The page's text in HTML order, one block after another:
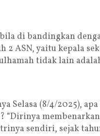
di bandingkan
2 ASN, yaitu kepala
tidak lain
Selasa (8/4/2025),
“Dirinya
sendiri, sejak